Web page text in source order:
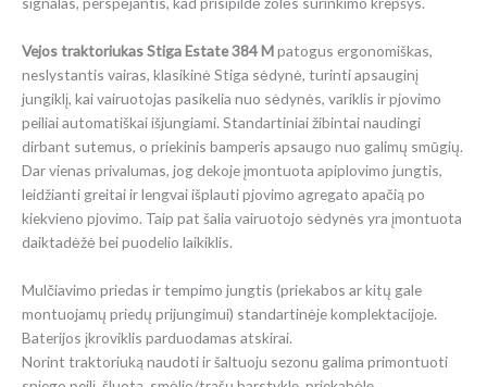
Vejos traktoriukas Stiga Estate 384 Mpatogus ergonomiškas,
neslystantis vairas, klasikinė Stiga sėdynė, turinti apsauginį
jungiklį, kai vairuotojas pasikelia nuo sėdynės, variklis ir pjovimo
peiliai automatiškai išjungiami. Standartiniai žibintai naudingi
dirbant sutemus, o priekinis bamperis apsaugo nuo galimų smūgių.
Dar vienas privalumas, jog dekoje įmontuota apiplovimo jungtis,
leidžianti greitai ir lengvai išplauti pjovimo agregato apačią po
kiekvieno pjovimo. Taip pat šalia vairuotojo sėdynės yra įmontuota
daiktadėžė bei puodelio laikiklis.
Mulčiavimo priedas ir tempimo jungtis (priekabos ar kitų gale
montuojamų priedų prijungimui) standartinėje komplektacijoje.
Baterijos įkroviklis parduodamas atskirai.
Norint traktoriuką naudoti ir šaltuoju sezonu galima primontuoti